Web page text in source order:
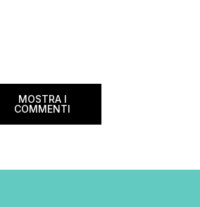
di
MOSTRA I
COMMENTI